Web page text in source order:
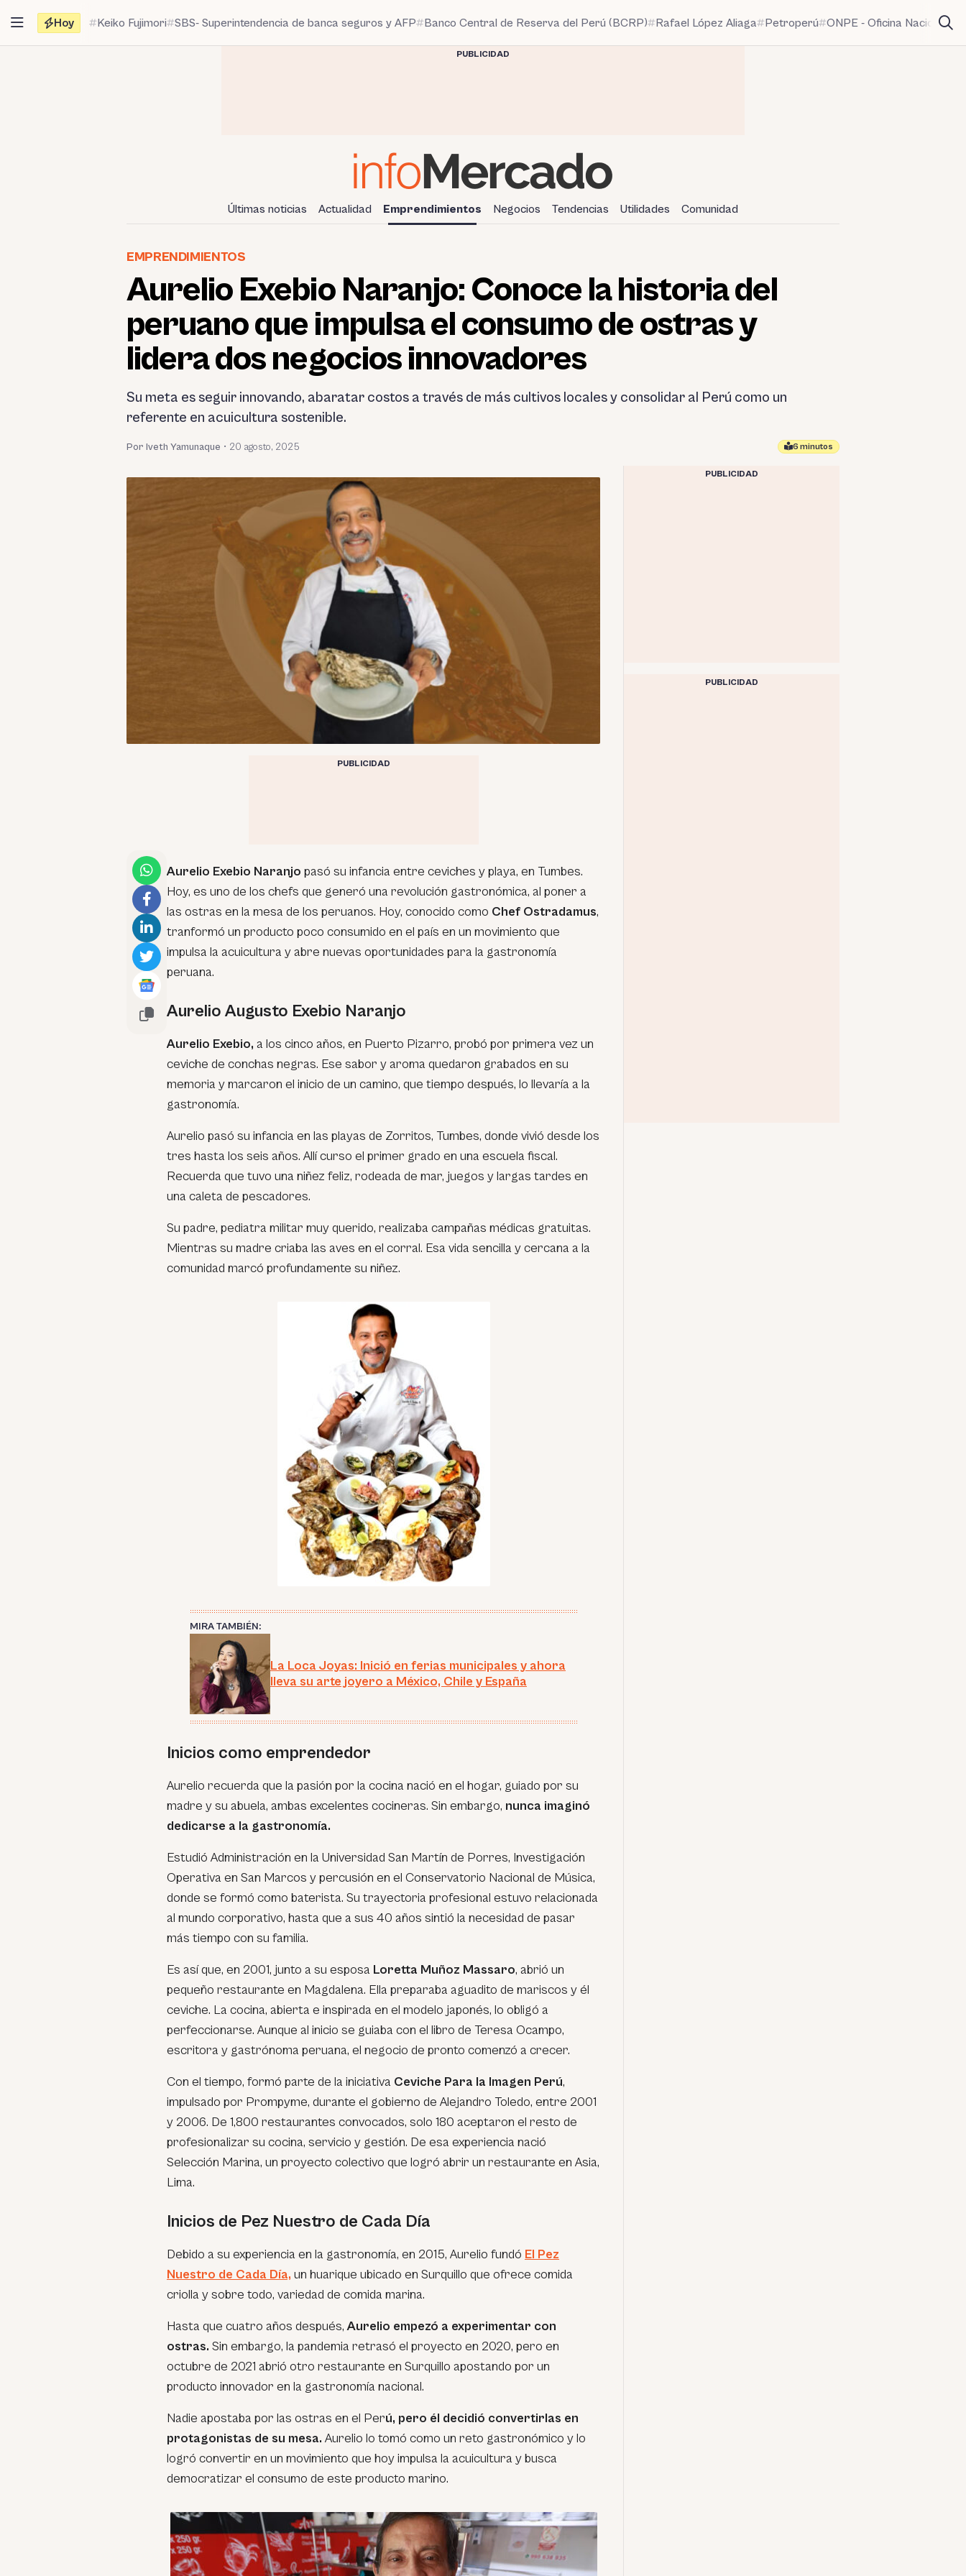
contenido
Hoy Keiko Fujimori SBS- Superintendencia de banca seguros y AFP Banco Central de Reserva del Perú (BCRP) Rafael López Aliaga Petroperú ONPE - Oficina Nacional
PUBLICIDAD
Últimas noticias Actualidad Emprendimientos Negocios Tendencias Utilidades Comunidad
EMPRENDIMIENTOS
Aurelio Exebio Naranjo: Conoce la historia del
peruano que impulsa el consumo de ostras y
lidera dos negocios innovadores
Su meta es seguir innovando, abaratar costos a través de más cultivos locales y consolidar al Perú como un
referente en acuicultura sostenible.
Por Iveth Yamunaque • 20 agosto, 2025 6 minutos
PUBLICIDAD
Aurelio Exebio Naranjo pasó su infancia entre ceviches y playa, en Tumbes.
Hoy, es uno de los chefs que generó una revolución gastronómica, al poner a
las ostras en la mesa de los peruanos. Hoy, conocido como Chef Ostradamus,
tranformó un producto poco consumido en el país en un movimiento que
impulsa la acuicultura y abre nuevas oportunidades para la gastronomía
peruana.
Aurelio Augusto Exebio Naranjo
Aurelio Exebio, a los cinco años, en Puerto Pizarro, probó por primera vez un
ceviche de conchas negras. Ese sabor y aroma quedaron grabados en su
memoria y marcaron el inicio de un camino, que tiempo después, lo llevaría a la
gastronomía.
Aurelio pasó su infancia en las playas de Zorritos, Tumbes, donde vivió desde los
tres hasta los seis años. Allí curso el primer grado en una escuela fiscal.
Recuerda que tuvo una niñez feliz, rodeada de mar, juegos y largas tardes en
una caleta de pescadores.
Su padre, pediatra militar muy querido, realizaba campañas médicas gratuitas.
Mientras su madre criaba las aves en el corral. Esa vida sencilla y cercana a la
comunidad marcó profundamente su niñez.
MIRA TAMBIÉN:
La Loca Joyas: Inició en ferias municipales y ahora
lleva su arte joyero a México, Chile y España
Inicios como emprendedor
Aurelio recuerda que la pasión por la cocina nació en el hogar, guiado por su
madre y su abuela, ambas excelentes cocineras. Sin embargo, nunca imaginó
dedicarse a la gastronomía.
Estudió Administración en la Universidad San Martín de Porres, Investigación
Operativa en San Marcos y percusión en el Conservatorio Nacional de Música,
donde se formó como baterista. Su trayectoria profesional estuvo relacionada
al mundo corporativo, hasta que a sus 40 años sintió la necesidad de pasar
más tiempo con su familia.
Es así que, en 2001, junto a su esposa Loretta Muñoz Massaro, abrió un
pequeño restaurante en Magdalena. Ella preparaba aguadito de mariscos y él
ceviche. La cocina, abierta e inspirada en el modelo japonés, lo obligó a
perfeccionarse. Aunque al inicio se guiaba con el libro de Teresa Ocampo,
escritora y gastrónoma peruana, el negocio de pronto comenzó a crecer.
Con el tiempo, formó parte de la iniciativa Ceviche Para la Imagen Perú,
impulsado por Prompyme, durante el gobierno de Alejandro Toledo, entre 2001
y 2006. De 1,800 restaurantes convocados, solo 180 aceptaron el resto de
profesionalizar su cocina, servicio y gestión. De esa experiencia nació
Selección Marina, un proyecto colectivo que logró abrir un restaurante en Asia,
Lima.
Inicios de Pez Nuestro de Cada Día
Debido a su experiencia en la gastronomía, en 2015, Aurelio fundó El Pez
Nuestro de Cada Día, un huarique ubicado en Surquillo que ofrece comida
criolla y sobre todo, variedad de comida marina.
Hasta que cuatro años después,Aurelio empezó a experimentar con
ostras. Sin embargo, la pandemia retrasó el proyecto en 2020, pero en
octubre de 2021 abrió otro restaurante en Surquillo apostando por un
producto innovador en la gastronomía nacional.
Nadie apostaba por las ostras en el Perú, pero él decidió convertirlas en
protagonistas de su mesa. Aurelio lo tomó como un reto gastronómico y lo
logró convertir en un movimiento que hoy impulsa la acuicultura y busca
democratizar el consumo de este producto marino.
PUBLICIDAD
PUBLICIDAD